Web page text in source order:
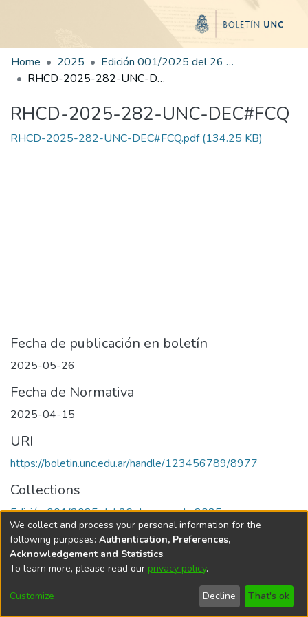
Home 2025
Edición 001/2025 del 26 de mayo de 2025
RHCD-2025-282-UNC-DEC#FCQ
RHCD-2025-282-UNC-DEC#FCQ
RHCD-2025-282-UNC-DEC#FCQ.pdf(134.25 KB)
Fecha de publicación en boletín
2025-05-26
Fecha de Normativa
2025-04-15
URI
https://boletin.unc.edu.ar/handle/123456789/8977
Collections
Edición 001/2025 del 26 de mayo de 2025
Universidad Nacional de Córdoba
We collect and process your personal information for the
following purposes: Authentication, Preferences,
Acknowledgement and Statistics.
To learn more, please read our privacy policy.
Customize Decline That's ok